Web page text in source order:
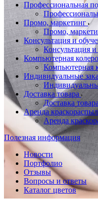
Профессиональная
Промо, маркетинг
Промо,
Консультация и
Консультация
Компьютерная
Компьютерная
Индивидуальные
Доставка товара
Доставка товара
Аренда
Аренда
Полезная информация
Новости
Портфолио
Отзывы
Вопросы и ответы
Каталог цветов